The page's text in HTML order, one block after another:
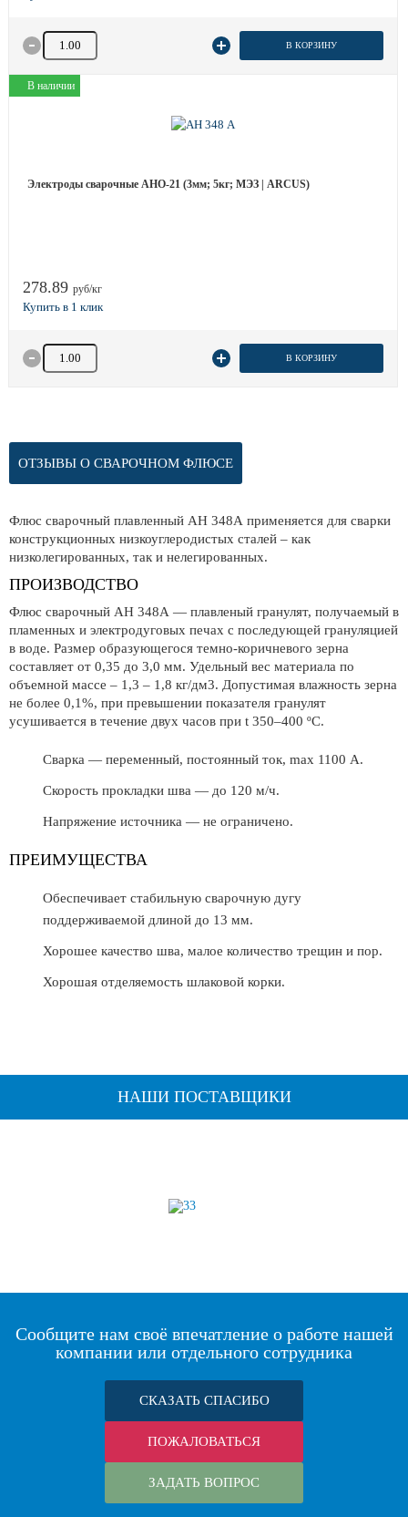
Количество товара В КОРЗИНУ
В наличии
Электроды сварочные АНО-21 (3мм; 5кг; МЭЗ | ARCUS)
278.89 руб/кг
Количество товара В КОРЗИНУ
ОТЗЫВЫ О СВАРОЧНОМ ФЛЮСЕ
Флюс сварочный плавленный АН 348А применяется для сварки
конструкционных низкоуглеродистых сталей – как
низколегированных, так и нелегированных.
ПРОИЗВОДСТВО
Флюс сварочный АН 348А — плавленый гранулят, получаемый в
пламенных и электродуговых печах с последующей грануляцией
в воде. Размер образующегося темно-коричневого зерна
составляет от 0,35 до 3,0 мм. Удельный вес материала по
объемной массе – 1,3 – 1,8 кг/дм3. Допустимая влажность зерна
не более 0,1%, при превышении показателя гранулят
усушивается в течение двух часов при t 350–400 ºС.
Сварка — переменный, постоянный ток, max 1100 А.
Скорость прокладки шва — до 120 м/ч.
Напряжение источника — не ограничено.
ПРЕИМУЩЕСТВА
Обеспечивает стабильную сварочную дугу
поддерживаемой длиной до 13 мм.
Хорошее качество шва, малое количество трещин и пор.
Хорошая отделяемость шлаковой корки.
НАШИ ПОСТАВЩИКИ
Сообщите нам своё впечатление о работе нашей
компании или отдельного сотрудника
СКАЗАТЬ СПАСИБО
ПОЖАЛОВАТЬСЯ
ЗАДАТЬ ВОПРОС